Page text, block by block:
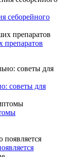
себорейного
препаратов
советы для